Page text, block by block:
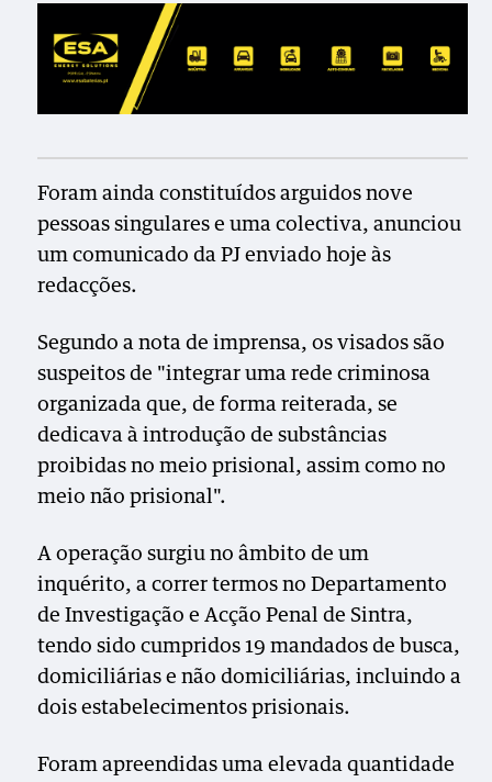
Foram ainda constituídos arguidos nove
pessoas singulares e uma colectiva, anunciou
um comunicado da PJ enviado hoje às
redacções.
Segundo a nota de imprensa, os visados são
suspeitos de "integrar uma rede criminosa
organizada que, de forma reiterada, se
dedicava à introdução de substâncias
proibidas no meio prisional, assim como no
meio não prisional".
A operação surgiu no âmbito de um
inquérito, a correr termos no Departamento
de Investigação e Acção Penal de Sintra,
tendo sido cumpridos 19 mandados de busca,
domiciliárias e não domiciliárias, incluindo a
dois estabelecimentos prisionais.
Foram apreendidas uma elevada quantidade